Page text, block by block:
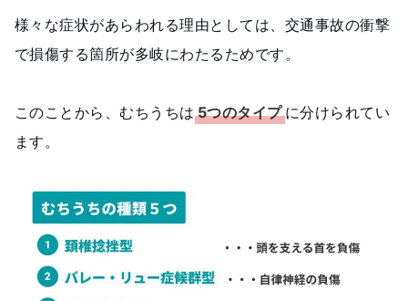
様々な症状があらわれる理由としては、交通事故の衝撃
で損傷する箇所が多岐にわたるためです。
このことから、むちうちは 5つのタイプに分けられてい
ます。